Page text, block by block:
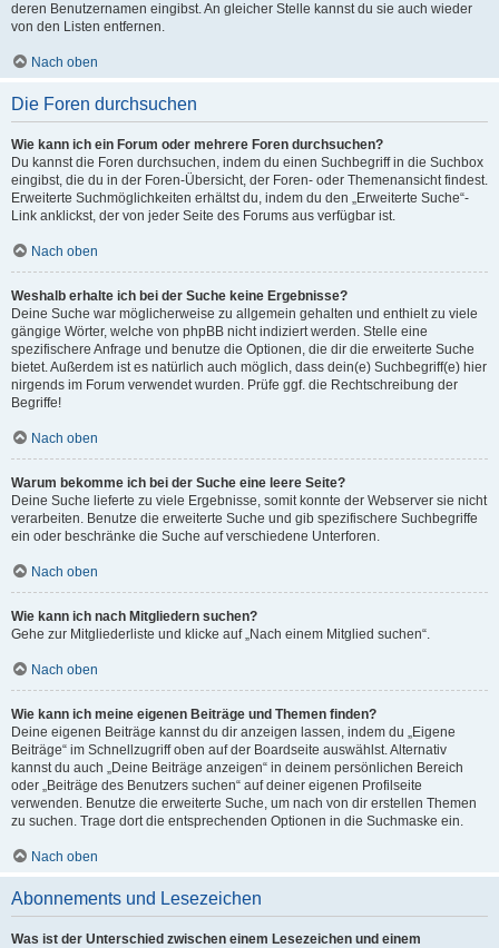
deren Benutzernamen eingibst. An gleicher Stelle kannst du sie auch wieder
von den Listen entfernen.
Nach oben
Die Foren durchsuchen
Wie kann ich ein Forum oder mehrere Foren durchsuchen?
Du kannst die Foren durchsuchen, indem du einen Suchbegriff in die Suchbox
eingibst, die du in der Foren-Übersicht, der Foren- oder Themenansicht findest.
Erweiterte Suchmöglichkeiten erhältst du, indem du den „Erweiterte Suche“-
Link anklickst, der von jeder Seite des Forums aus verfügbar ist.
Nach oben
Weshalb erhalte ich bei der Suche keine Ergebnisse?
Deine Suche war möglicherweise zu allgemein gehalten und enthielt zu viele
gängige Wörter, welche von phpBB nicht indiziert werden. Stelle eine
spezifischere Anfrage und benutze die Optionen, die dir die erweiterte Suche
bietet. Außerdem ist es natürlich auch möglich, dass dein(e) Suchbegriff(e) hier
nirgends im Forum verwendet wurden. Prüfe ggf. die Rechtschreibung der
Begriffe!
Nach oben
Warum bekomme ich bei der Suche eine leere Seite?
Deine Suche lieferte zu viele Ergebnisse, somit konnte der Webserver sie nicht
verarbeiten. Benutze die erweiterte Suche und gib spezifischere Suchbegriffe
ein oder beschränke die Suche auf verschiedene Unterforen.
Nach oben
Wie kann ich nach Mitgliedern suchen?
Gehe zur Mitgliederliste und klicke auf „Nach einem Mitglied suchen“.
Nach oben
Wie kann ich meine eigenen Beiträge und Themen finden?
Deine eigenen Beiträge kannst du dir anzeigen lassen, indem du „Eigene
Beiträge“ im Schnellzugriff oben auf der Boardseite auswählst. Alternativ
kannst du auch „Deine Beiträge anzeigen“ in deinem persönlichen Bereich
oder „Beiträge des Benutzers suchen“ auf deiner eigenen Profilseite
verwenden. Benutze die erweiterte Suche, um nach von dir erstellen Themen
zu suchen. Trage dort die entsprechenden Optionen in die Suchmaske ein.
Nach oben
Abonnements und Lesezeichen
Was ist der Unterschied zwischen einem Lesezeichen und einem